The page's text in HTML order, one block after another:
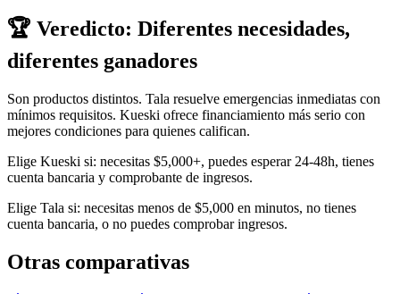
🏆 Veredicto: Diferentes necesidades,
diferentes ganadores
Son productos distintos. Tala resuelve emergencias inmediatas con
mínimos requisitos. Kueski ofrece financiamiento más serio con
mejores condiciones para quienes califican.
Elige Kueski si: necesitas $5,000+, puedes esperar 24-48h, tienes
cuenta bancaria y comprobante de ingresos.
Elige Tala si: necesitas menos de $5,000 en minutos, no tienes
cuenta bancaria, o no puedes comprobar ingresos.
Otras comparativas